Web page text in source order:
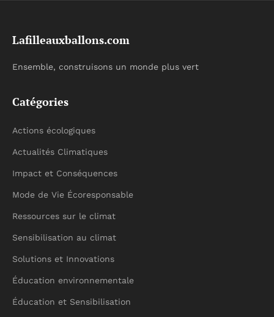
Lafilleauxballons.com
Ensemble, construisons un monde plus vert
Catégories
Actions écologiques
Actualités Climatiques
Impact et Conséquences
Mode de Vie Écoresponsable
Ressources sur le climat
Sensibilisation au climat
Solutions et Innovations
Éducation environnementale
Éducation et Sensibilisation